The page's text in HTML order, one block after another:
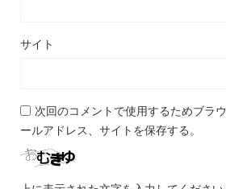
サイト
次回のコメントで使用するためブラ
ールアドレス、サイトを保存する。